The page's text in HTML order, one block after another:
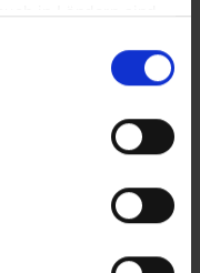
in Ländern sind,
uU nicht
Partner führen
mit weiteren Daten
haben oder die
der
zum König